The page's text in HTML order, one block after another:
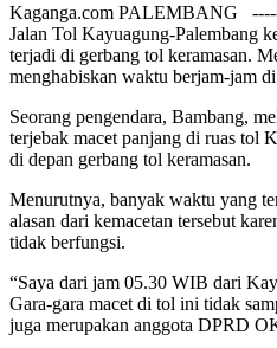
Kaganga.com PALEMBANG
Jalan Tol Kayuagung-Palembang
terjadi di gerbang tol keramasan.
menghabiskan waktu berjam-jam di
Seorang pengendara, Bambang,
terjebak macet panjang di ruas tol
di depan gerbang tol keramasan.
Menurutnya, banyak waktu yang
alasan dari kemacetan tersebut
tidak berfungsi.
“Saya dari jam 05.30 WIB dari
Gara-gara macet di tol ini tidak
juga merupakan anggota DPRD